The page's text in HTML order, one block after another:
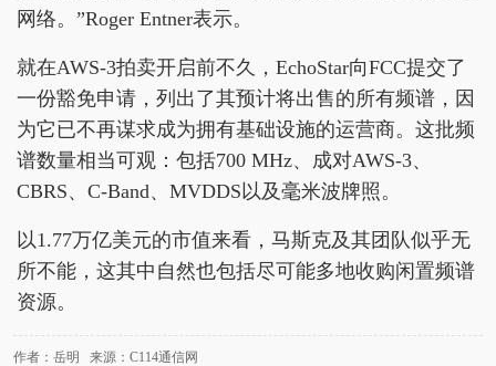
网络。”Roger Entner表示。
就在AWS-3拍卖开启前不久，EchoStar向FCC提交了
一份豁免申请，列出了其预计将出售的所有频谱，因
为它已不再谋求成为拥有基础设施的运营商。这批频
谱数量相当可观：包括700 MHz、成对AWS-3、
CBRS、C-Band、MVDDS以及毫米波牌照。
以1.77万亿美元的市值来看，马斯克及其团队似乎无
所不能，这其中自然也包括尽可能多地收购闲置频谱
资源。
作者：岳明 来源：C114通信网